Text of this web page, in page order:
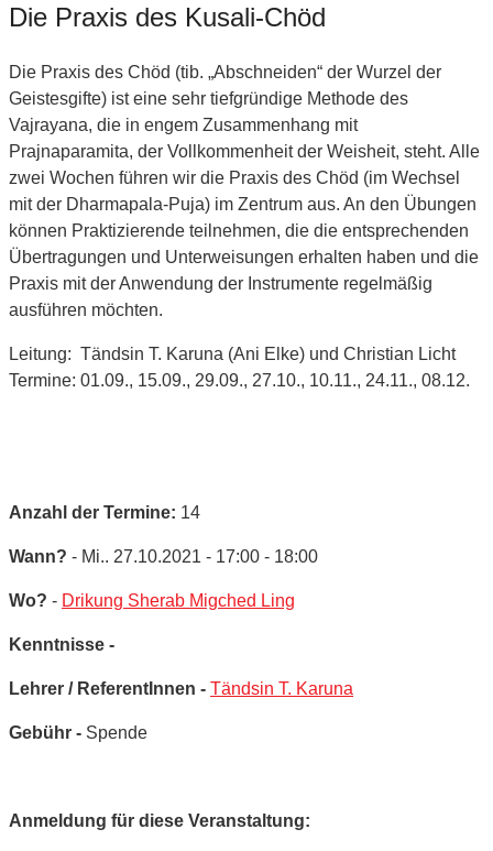
Die Praxis des Kusali-Chöd
Die Praxis des Chöd (tib. „Abschneiden“ der Wurzel der
Geistesgifte) ist eine sehr tiefgründige Methode des
Vajrayana, die in engem Zusammenhang mit
Prajnaparamita, der Vollkommenheit der Weisheit, steht. Alle
zwei Wochen führen wir die Praxis des Chöd (im Wechsel
mit der Dharmapala-Puja) im Zentrum aus. An den Übungen
können Praktizierende teilnehmen, die die entsprechenden
Übertragungen und Unterweisungen erhalten haben und die
Praxis mit der Anwendung der Instrumente regelmäßig
ausführen möchten.
Leitung: Tändsin T. Karuna (Ani Elke) und Christian Licht
Termine: 01.09., 15.09., 29.09., 27.10., 10.11., 24.11., 08.12.
Anzahl der Termine: 14
Wann? - Mi.. 27.10.2021 - 17:00 - 18:00
Wo? - Drikung Sherab Migched Ling
Kenntnisse -
Lehrer / ReferentInnen - Tändsin T. Karuna
Gebühr - Spende
Anmeldung für diese Veranstaltung: